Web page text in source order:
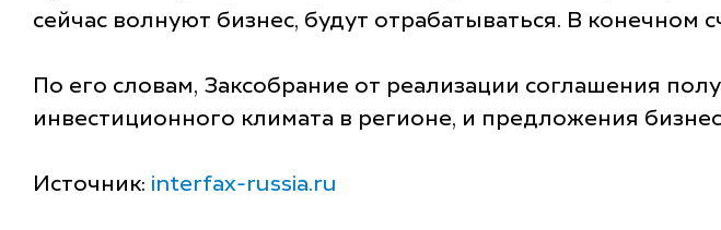
сейчас волнуют бизнес, будут отрабатываться. В конечном
По его словам, Заксобрание от реализации соглашения
инвестиционного климата в регионе, и предложения
Источник: interfax-russia.ru